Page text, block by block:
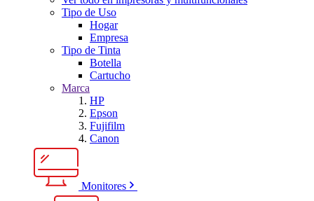
Tipo de Uso
Hogar
Empresa
Tipo de Tinta
Botella
Cartucho
Marca
HP
Epson
Fujifilm
Canon
Monitores